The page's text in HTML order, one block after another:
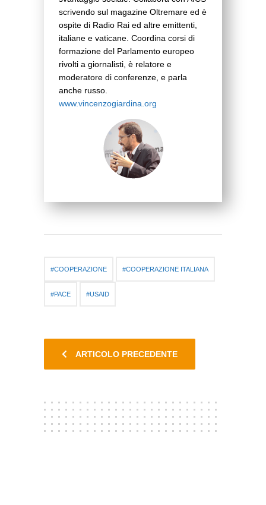
scrivendo sul magazine Oltremare ed è
ospite di Radio Rai ed altre emittenti,
italiane e vaticane. Coordina corsi di
formazione del Parlamento europeo
rivolti a giornalisti, è relatore e
moderatore di conferenze, e parla
anche russo.
www.vincenzogiardina.org
COOPERAZIONE COOPERAZIONE ITALIANA
PACE USAID
ARTICOLO PRECEDENTE